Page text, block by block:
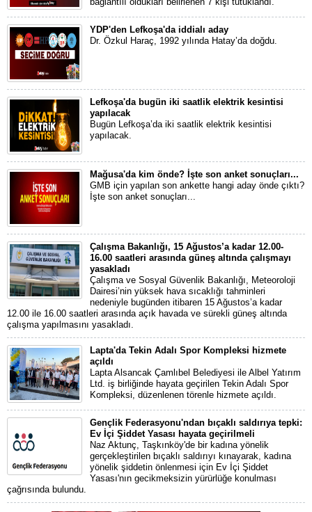
YDP'den Lefkoşa'da iddialı aday
Dr. Özkul Haraç, 1992 yılında Hatay’da doğdu.
Lefkoşa'da bugün iki saatlik elektrik kesintisi
yapılacak
Bugün Lefkoşa’da iki saatlik elektrik kesintisi
yapılacak.
Mağusa'da kim önde? İşte son anket sonuçları...
GMB için yapılan son ankette hangi aday önde çıktı?
İşte son anket sonuçları...
Çalışma Bakanlığı, 15 Ağustos’a kadar 12.00-
16.00 saatleri arasında güneş altında çalışmayı
yasakladı
Çalışma ve Sosyal Güvenlik Bakanlığı, Meteoroloji
Dairesi’nin yüksek hava sıcaklığı tahminleri
nedeniyle bugünden itibaren 15 Ağustos’a kadar
12.00 ile 16.00 saatleri arasında açık havada ve sürekli güneş altında
çalışma yapılmasını yasakladı.
Lapta'da Tekin Adalı Spor Kompleksi hizmete
açıldı
Lapta Alsancak Çamlıbel Belediyesi ile Albel Yatırım
Ltd. iş birliğinde hayata geçirilen Tekin Adalı Spor
Kompleksi, düzenlenen törenle hizmete açıldı.
Gençlik Federasyonu'ndan bıçaklı saldırıya tepki:
Ev İçi Şiddet Yasası hayata geçirilmeli
Naz Aktunç, Taşkınköy'de bir kadına yönelik
gerçekleştirilen bıçaklı saldırıyı kınayarak, kadına
yönelik şiddetin önlenmesi için Ev İçi Şiddet
Yasası'nın gecikmeksizin yürürlüğe konulması
çağrısında bulundu.